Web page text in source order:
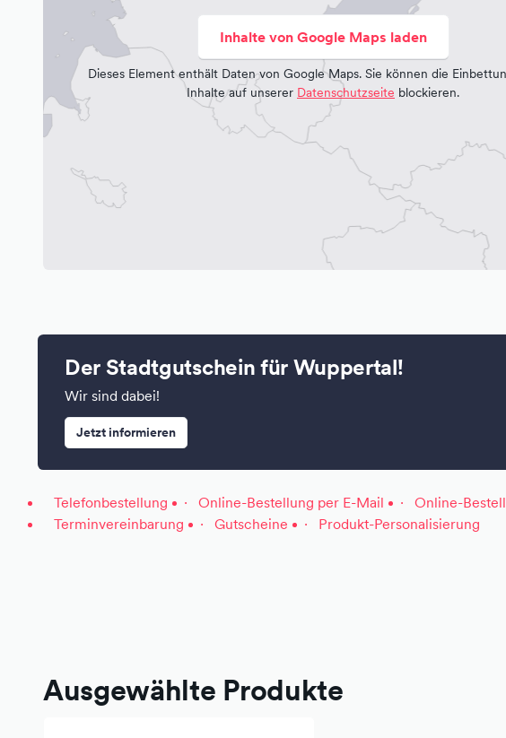
Inhalte von Google Maps laden
Dieses Element enthält Daten von Google Maps. Sie können die
Inhalte auf unserer Datenschutzseite blockieren.
Der Stadtgutschein für Wuppertal!
Wir sind dabei!
Jetzt informieren
Telefonbestellung Online-Bestellung per E-Mail Online-
Terminvereinbarung
Gutscheine Produkt-Personalisierung
Ausgewählte Produkte